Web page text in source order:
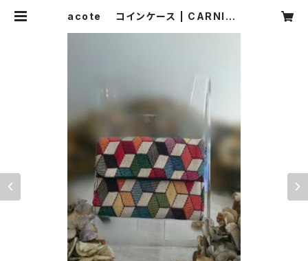
acote コインケース | CARNIER